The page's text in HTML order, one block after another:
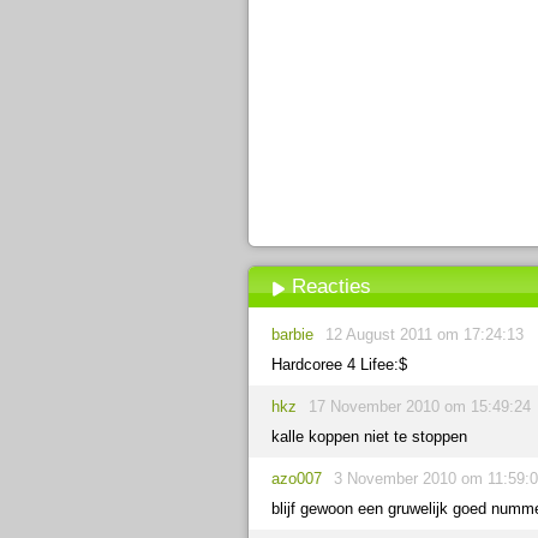
Reacties
barbie
12 August 2011 om 17:24:13
Hardcoree 4 Lifee:$
hkz
17 November 2010 om 15:49:24
kalle koppen niet te stoppen
azo007
3 November 2010 om
blijf gewoon een gruwelijk goed